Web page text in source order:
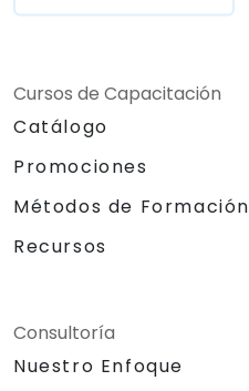
Cursos de Capacitación
Catálogo
Promociones
Métodos de Formación
Recursos
Consultoría
Nuestro Enfoque